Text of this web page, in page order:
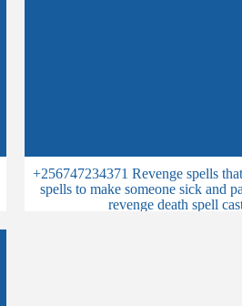
+256747234371 Revenge spells
spells to make someone sick and
revenge death spell